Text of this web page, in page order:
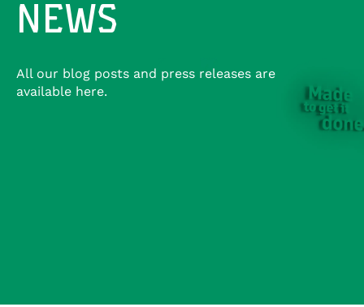
NEWS
All our blog posts and press releases are
available here.